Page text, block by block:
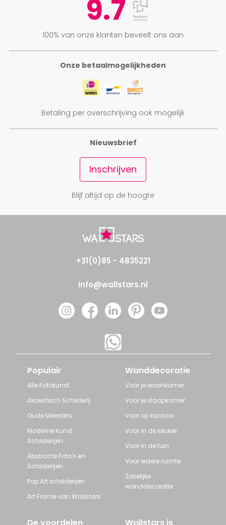
Onze betaalmogelijkheden
Betaling per overschrijving ook mogelijk
9.7
100% van onze klanten beveelt ons aan
Nieuwsbrief
Inschrijven
Blijf altijd op de hoogte
+31(0)85 - 4835221
info@wallstars.nl
Populair
Alle Fotokunst
Akoestisch Schilderij
Oude Meesters
Moderne Kunst
Schilderijen
Abstracte Foto's en
Schilderijen
Pop Art schilderijen
Art Frame van Wallstars
Wanddecoratie
Voor je woonkamer
Voor je slaapkamer
Voor op kantoor
Voor in de keuken
Voor in de tuin
Voor iedere ruimte
Zakelijke
wanddecoratie
De voordelen Wallstars is